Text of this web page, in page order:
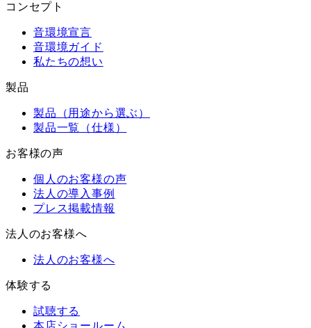
コンセプト
音環境宣言
音環境ガイド
私たちの想い
製品
製品（用途から選ぶ）
製品一覧（仕様）
お客様の声
個人のお客様の声
法人の導入事例
プレス掲載情報
法人のお客様へ
法人のお客様へ
体験する
試聴する
本店ショールーム